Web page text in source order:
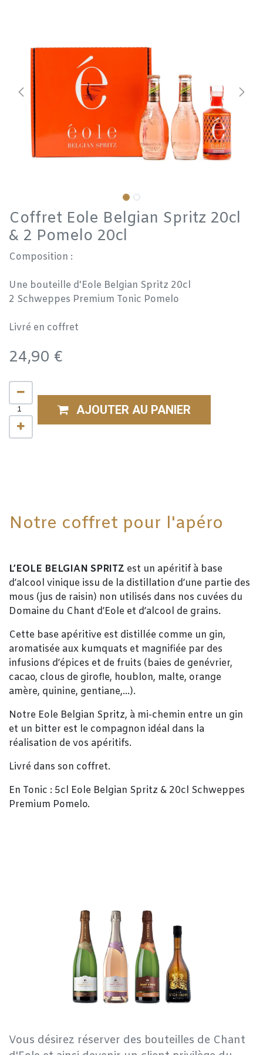
Coffret Eole Belgian Spritz 20cl
& 2 Pomelo 20cl
Composition :
Une bouteille d'Eole Belgian Spritz 20cl
2 Schweppes Premium Tonic Pomelo
Livré en coffret
24,90 €
AJOUTER AU PANIER
Notre coffret pour l'apéro
L’EOLE BELGIAN SPRITZ est un apéritif à base
d’alcool vinique issu de la distillation d’une partie des
mous (jus de raisin) non utilisés dans nos cuvées du
Domaine du Chant d’Eole et d’alcool de grains.
Cette base apéritive est distillée comme un gin,
aromatisée aux kumquats et magnifiée par des
infusions d’épices et de fruits (baies de genévrier,
cacao, clous de girofle, houblon, malte, orange
amère, quinine, gentiane,…).
Notre Eole Belgian Spritz, à mi-chemin entre un gin
et un bitter est le compagnon idéal dans la
réalisation de vos apéritifs.
Livré dans son coffret.
En Tonic : 5cl Eole Belgian Spritz & 20cl Schweppes
Premium Pomelo.
Vous désirez réserver des bouteilles de Chant